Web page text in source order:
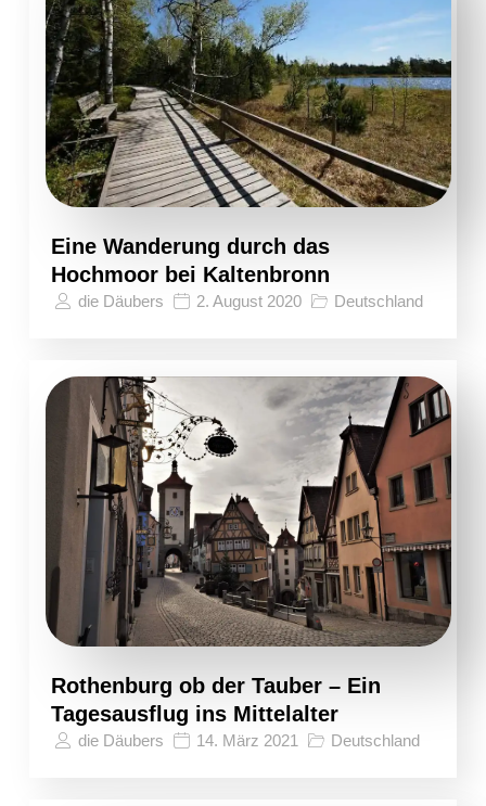
Eine Wanderung durch das
Hochmoor bei Kaltenbronn
die Däubers 2. August 2020 Deutschland
Rothenburg ob der Tauber – Ein
Tagesausflug ins Mittelalter
die Däubers 14. März 2021 Deutschland